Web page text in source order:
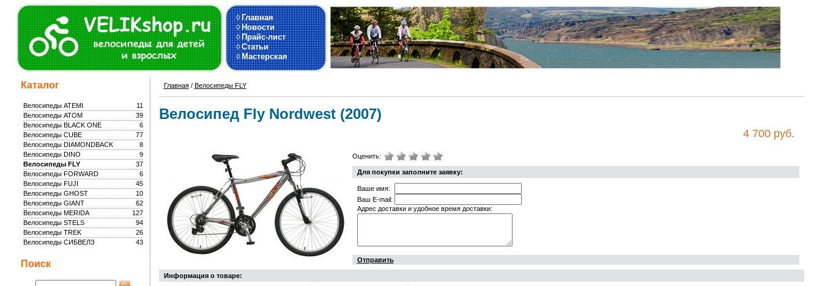
◊Главная
◊Новости
◊Прайс-лист
◊Статьи
◊Мастерская
Каталог
11
Велосипеды ATEMI
39
Велосипеды ATOM
6
Велосипеды BLACK ONE
77
Велосипеды CUBE
8
Велосипеды DIAMONDBACK
9
Велосипеды DINO
37
Велосипеды FLY
6
Велосипеды FORWARD
45
Велосипеды FUJI
10
Велосипеды GHOST
62
Велосипеды GIANT
127
Велосипеды MERIDA
94
Велосипеды STELS
26
Велосипеды TREK
43
Велосипеды СИБВЕЛЗ
Поиск
Главная/ Велосипеды FLY
Велосипед Fly Nordwest (2007)
4 700 руб.
Оценить:
Для покупки заполните заявку:
Ваше имя:
Ваш E-mail:
Адрес доставки и удобное время доставки:
Отправить
Информация о товаре: